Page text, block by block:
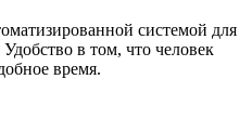
системой для
в том, что человек
время.